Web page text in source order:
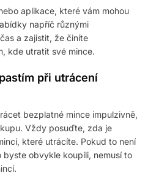
aplikace, které vám mohou
napříč různými
a zajistit, že činíte
kde utratit své mince.
při utrácení
bezplatné mince impulzivně,
Vždy posuďte, zda je
které utrácíte. Pokud to není
obvykle koupili, nemusí to